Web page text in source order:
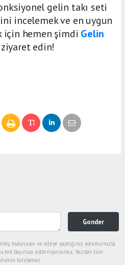
gelin takı seti
incelemek ve en uygun
için hemen şimdi Gelin
edin!
Gonder
bulunuyor ve siteye yaptığınız yorumunuzla
tek başınıza üstleniyorsunuz. Yazılan tüm
tutulamaz.